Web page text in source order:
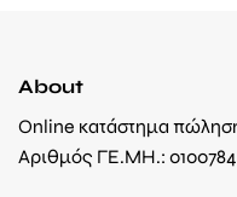
About
Online κατάστημα
Αριθμός ΓΕ.ΜΗ.: